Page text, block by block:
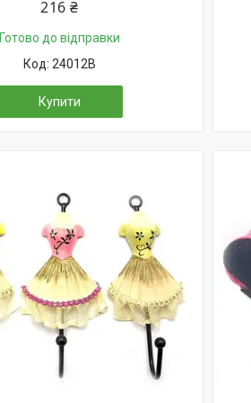
216 ₴
Готово до відправки
24012B
Купити